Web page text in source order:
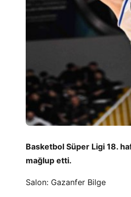
Basketbol Süper Ligi 18.
mağlup etti.
Salon: Gazanfer Bilge